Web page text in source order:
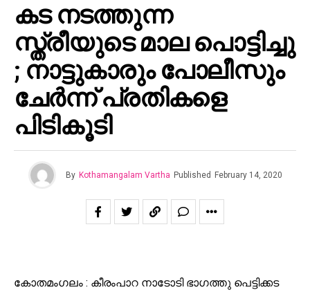
കട നടത്തുന്ന
സ്ത്രീയുടെ മാല പൊട്ടിച്ചു
; നാട്ടുകാരും പോലീസും
ചേർന്ന് പ്രതികളെ
പിടികൂടി
By Kothamangalam Vartha Published February 14, 2020
കോതമംഗലം : കീരംപാറ നാടോടി ഭാഗത്തു പെട്ടിക്കട